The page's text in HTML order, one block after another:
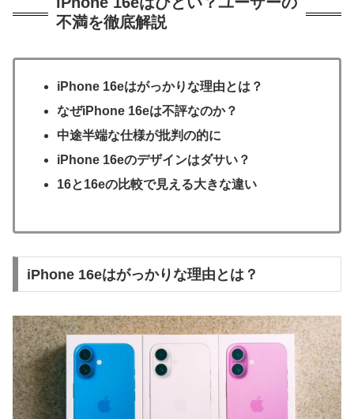
不満を徹底解説
iPhone 16eはがっかりな理由とは？
なぜiPhone 16eは不評なのか？
中途半端な仕様が批判の的に
iPhone 16eのデザインはダサい？
16と16eの比較で見える大きな違い
iPhone 16eはがっかりな理由とは？